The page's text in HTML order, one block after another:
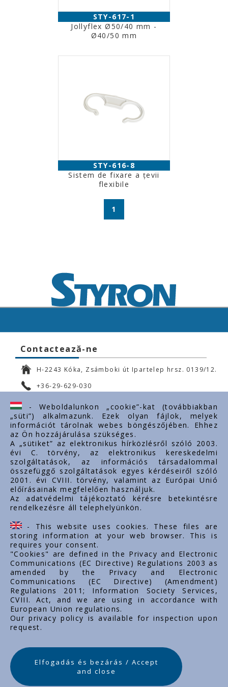
STY-617-1
Jollyflex Ø50/40 mm -
Ø40/50 mm
STY-616-8
Sistem de fixare a țevii
flexibile
1
Contactează-ne
H-2243 Kóka, Zsámboki út Ipartelep hrsz. 0139/12.
+36-29-629-030
ertekesites@styron.hu
export@styron.hu
www.styron.hu
Linkuri importante
Despre noi
Documente
Contact
Carieră
- Weboldalunkon „cookie”-kat (továbbiakban
„süti”) alkalmazunk. Ezek olyan fájlok, melyek
információt tárolnak webes böngészőjében. Ehhez
az Ön hozzájárulása szükséges.
A „sütiket” az elektronikus hírközlésről szóló 2003.
évi C. törvény, az elektronikus kereskedelmi
szolgáltatások, az információs társadalommal
összefüggő szolgáltatások egyes kérdéseiről szóló
2001. évi CVIII. törvény, valamint az Európai Unió
előírásainak megfelelően használjuk.
Az adatvédelmi tájékoztató kérésre betekintésre
rendelkezésre áll telephelyünkön.
- This website uses cookies. These files are
storing information at your web browser. This is
requires your consent.
"Cookies" are defined in the Privacy and Electronic
Communications (EC Directive) Regulations 2003 as
amended by the Privacy and Electronic
Communications (EC Directive) (Amendment)
Regulations 2011; Information Society Services,
CVIII. Act, and we are using in accordance with
European Union regulations.
Our privacy policy is available for inspection upon
request.
Elfogadás és bezárás / Accept
and close